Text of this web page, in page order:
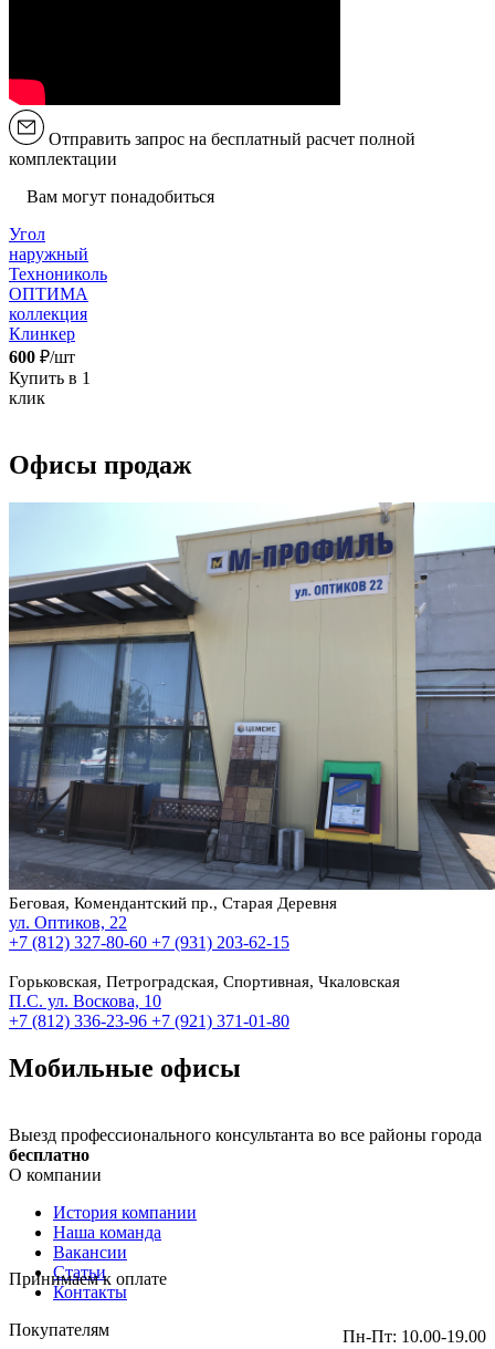
Отправить запрос на бесплатный расчет полной
комплектации
Вам могут понадобиться
Угол
наружный
Технониколь
ОПТИМА
коллекция
Клинкер
600 ₽/шт
Купить в 1
клик
Офисы продаж
Беговая, Комендантский пр., Старая Деревня
ул. Оптиков, 22
+7 (812) 327-80-60 +7 (931) 203-62-15